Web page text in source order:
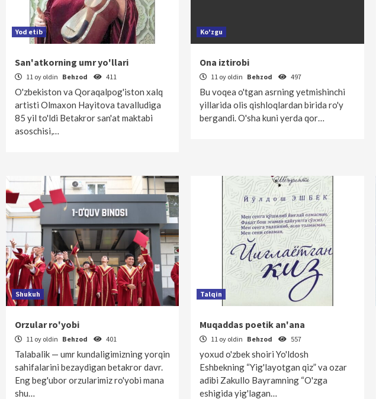
Yod etib
San'atkorning umr yo'llari
11 oy oldin Behzod 411
O'zbekiston va Qoraqalpog'iston xalq
artisti Olmaxon Hayitova tavalludiga
85 yil to'ldi Betakror san'at maktabi
asoschisi,…
Ko'zgu
Ona iztirobi
11 oy oldin Behzod 497
Bu voqea o'tgan asrning yetmishinchi
yillarida olis qishloqlardan birida ro'y
bergandi. O'sha kuni yerda qor…
Shukuh
Orzular ro'yobi
11 oy oldin Behzod 401
Talabalik — umr kundaligimizning yorqin
sahifalarini bezaydigan betakror davr.
Eng beg'ubor orzularimiz ro'yobi mana
shu…
Talqin
Muqaddas poetik an'ana
11 oy oldin Behzod 557
yoxud o'zbek shoiri Yo'ldosh
Eshbekning “Yig'layotgan qiz” va ozar
adibi Zakullo Bayramning “O'zga
eshigida yig'lagan…